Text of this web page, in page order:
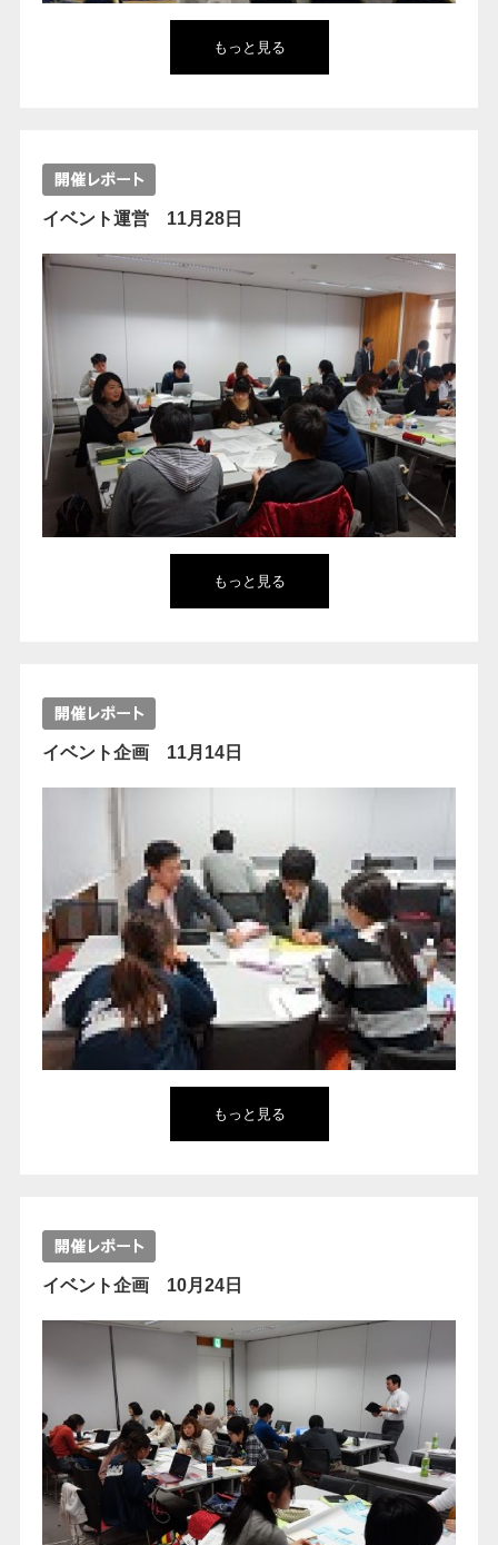
もっと見る
イベント運営 11月28日
もっと見る
イベント企画 11月14日
もっと見る
イベント企画 10月24日